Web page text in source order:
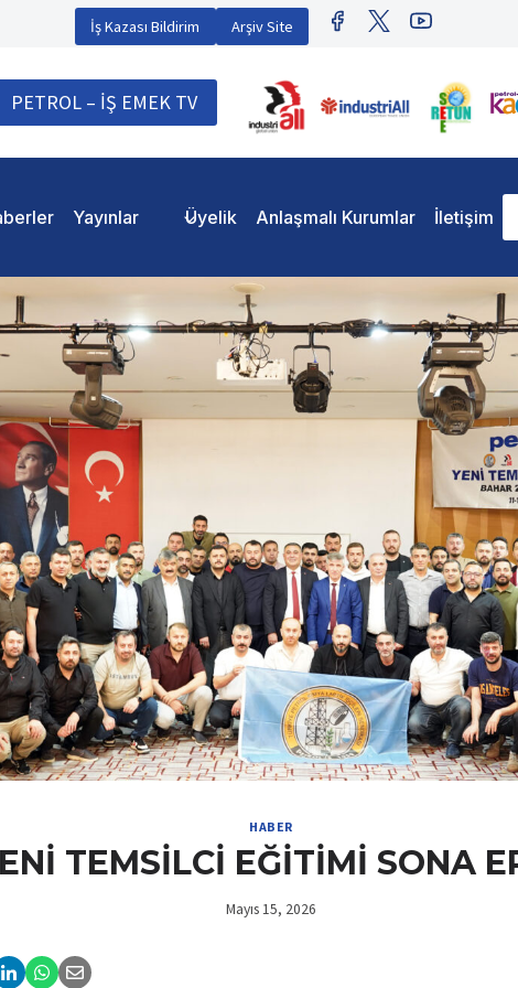
İş Kazası Bildirim Arşiv Site
PETROL – İŞ EMEK TV
Yayınlar Üyelik Anlaşmalı Kurumlar İletişim
HABER
TEMSİLCİ EĞİTİMİ SONA
Mayıs 15, 2026